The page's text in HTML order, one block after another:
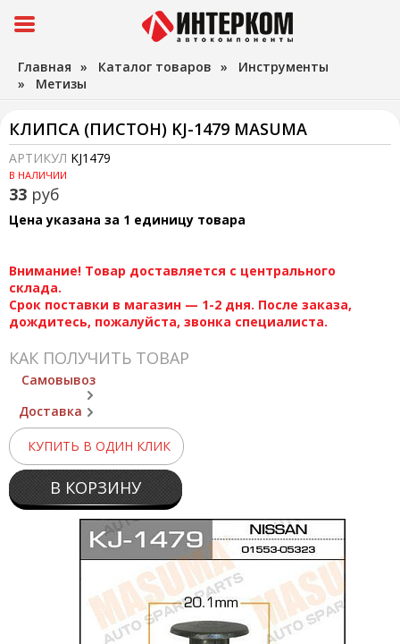
Главная » Каталог товаров » Инструменты
» Метизы
КЛИПСА (ПИСТОН) KJ-1479 MASUMA
АРТИКУЛ KJ1479
В НАЛИЧИИ
33 руб
Цена указана за 1 единицу товара
Внимание! Товар доставляется с центрального
склада.
Срок поставки в магазин — 1-2 дня. После заказа,
дождитесь, пожалуйста, звонка специалиста.
КАК ПОЛУЧИТЬ ТОВАР
Самовывоз
Доставка
КУПИТЬ В ОДИН КЛИК
В КОРЗИНУ